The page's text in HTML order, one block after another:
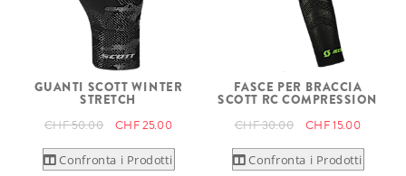
GUANTI SCOTT WINTER
STRETCH
CHF 50.00 CHF 25.00
Confronta i Prodotti
FASCE PER BRACCIA
SCOTT RC COMPRESSION
CHF 30.00 CHF 15.00
Confronta i Prodotti